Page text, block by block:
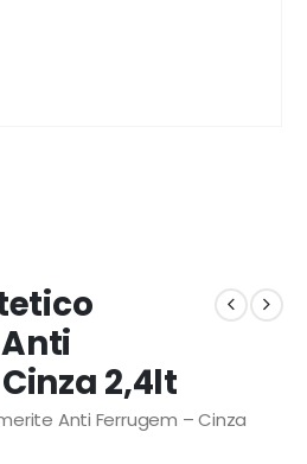
2,4lt
Anti Ferrugem – Cinza